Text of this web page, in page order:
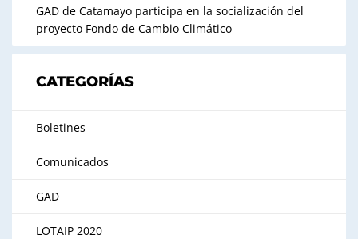
GAD de Catamayo participa en la socialización del
proyecto Fondo de Cambio Climático
CATEGORÍAS
Boletines
Comunicados
GAD
LOTAIP 2020